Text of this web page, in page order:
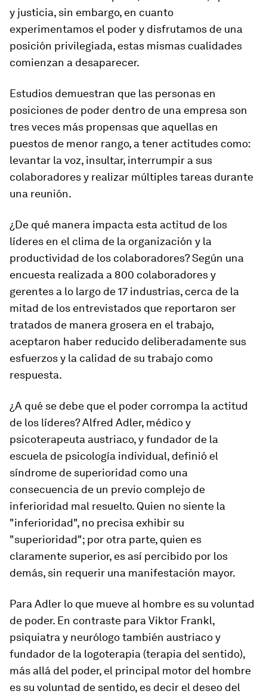
y justicia, sin embargo, en cuanto
experimentamos el poder y disfrutamos de una
posición privilegiada, estas mismas cualidades
comienzan a desaparecer.
Estudios demuestran que las personas en
posiciones de poder dentro de una empresa son
tres veces más propensas que aquellas en
puestos de menor rango, a tener actitudes como:
levantar la voz, insultar, interrumpir a sus
colaboradores y realizar múltiples tareas durante
una reunión.
¿De qué manera impacta esta actitud de los
líderes en el clima de la organización y la
productividad de los colaboradores? Según una
encuesta realizada a 800 colaboradores y
gerentes a lo largo de 17 industrias, cerca de la
mitad de los entrevistados que reportaron ser
tratados de manera grosera en el trabajo,
aceptaron haber reducido deliberadamente sus
esfuerzos y la calidad de su trabajo como
respuesta.
¿A qué se debe que el poder corrompa la actitud
de los líderes? Alfred Adler, médico y
psicoterapeuta austriaco, y fundador de la
escuela de psicología individual, definió el
síndrome de superioridad como una
consecuencia de un previo complejo de
inferioridad mal resuelto. Quien no siente la
"inferioridad", no precisa exhibir su
"superioridad"; por otra parte, quien es
claramente superior, es así percibido por los
demás, sin requerir una manifestación mayor.
Para Adler lo que mueve al hombre es su voluntad
de poder. En contraste para Viktor Frankl,
psiquiatra y neurólogo también austriaco y
fundador de la logoterapia (terapia del sentido),
más allá del poder, el principal motor del hombre
es su voluntad de sentido, es decir el deseo del